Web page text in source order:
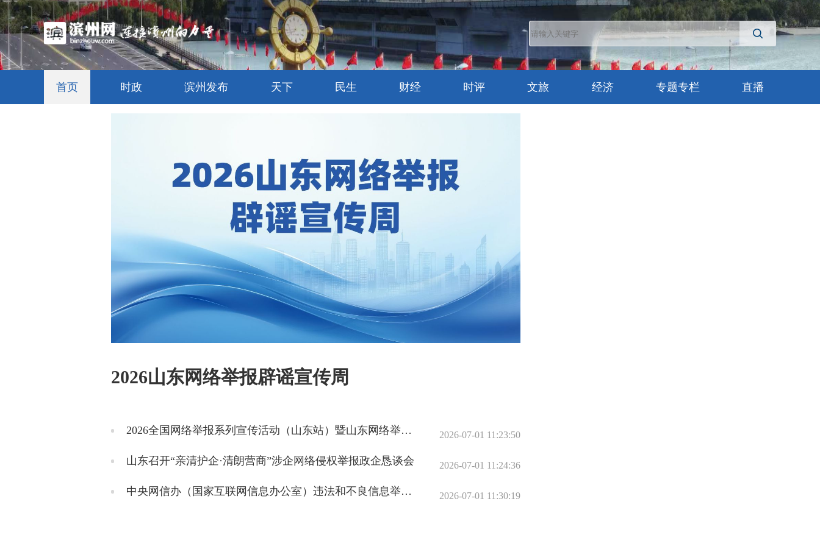
首页 时政 滨州发布 天下 民生 财经 时评 文旅 经济 专题专栏 直播
2026山东网络举报辟谣宣传周
2026全国网络举报系列宣传活动（山东站）暨山东网络举报辟谣宣传周在威海启动 2026-07-01 11:23:50
山东召开“亲清护企·清朗营商”涉企网络侵权举报政企恳谈会 2026-07-01 11:24:36
中央网信办（国家互联网信息办公室）违法和不良信息举报中心 2026-07-01 11:30:19